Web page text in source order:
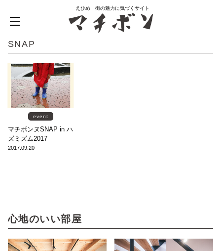
えひめ 街の魅力に気づくサイト
SNAP
event
マチボンヌSNAP in ハ
ズミズム2017
2017.09.20
心地のいい部屋